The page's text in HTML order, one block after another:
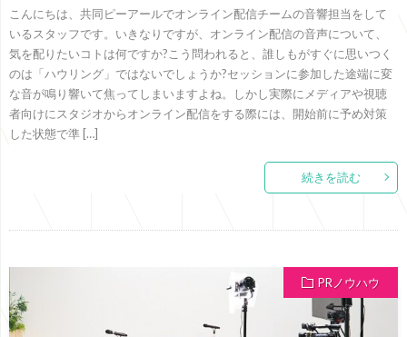
こんにちは、共同ピーアールでオンライン配信チームの音響担当をして
いるスタッフです。いきなりですが、オンライン配信の音声について、
気を配りたいコトは何ですか?こう問われると、誰しもがすぐに思いつく
のは「ハウリング」ではないでしょうか?セッションに参加した途端に変
な音が鳴り響いて焦ってしまいますよね。しかし実際にメディアや視聴
者向けにスタジオからオンライン配信をする際には、開始前に予め対策
した状態で準 […]
続きを読む
PRノウハウ